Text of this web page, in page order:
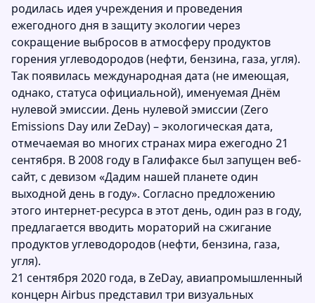
родилась идея учреждения и проведения
ежегодного дня в защиту экологии через
сокращение выбросов в атмосферу продуктов
горения углеводородов (нефти, бензина, газа, угля).
Так появилась международная дата (не имеющая,
однако, статуса официальной), именуемая Днём
нулевой эмиссии. День нулевой эмиссии (Zero
Emissions Day или ZeDay) – экологическая дата,
отмечаемая во многих странах мира ежегодно 21
сентября. В 2008 году в Галифаксе был запущен веб-
сайт, с девизом «Дадим нашей планете один
выходной день в году». Согласно предложению
этого интернет-ресурса в этот день, один раз в году,
предлагается вводить мораторий на сжигание
продуктов углеводородов (нефти, бензина, газа,
угля).
21 сентября 2020 года, в ZeDay, авиапромышленный
концерн Airbus представил три визуальных